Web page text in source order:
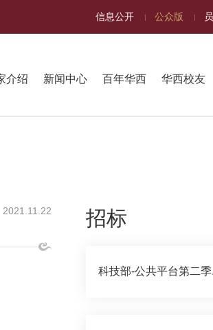
信息公开 公众版
介绍 新闻中心 百年华西 华西校友
2021.11.22 招标
科技部-公共平台第二季